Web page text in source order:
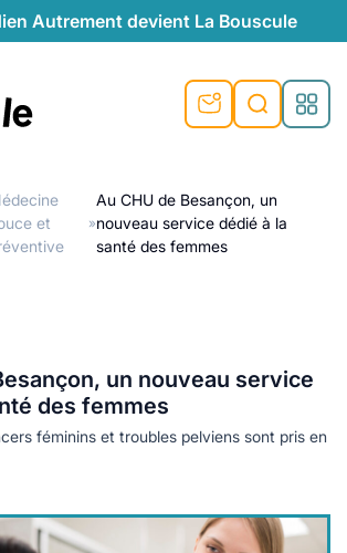
Autrement devient La Bouscule
et
»
Au CHU de Besançon, un
nouveau service dédié à la
santé des femmes
un nouveau service
des femmes
féminins et troubles pelviens sont pris en